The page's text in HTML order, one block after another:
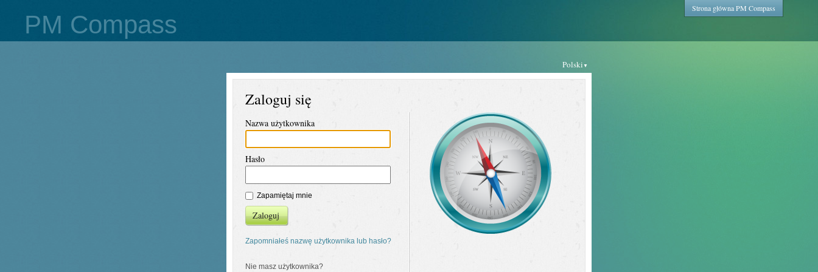
PM Compass
Strona główna PM Compass
Polski ▼
Zaloguj się
Nazwa użytkownika
Hasło
Zapamiętaj mnie
Zaloguj
Zapomniałeś nazwę użytkownika lub hasło?
Nie masz użytkownika?